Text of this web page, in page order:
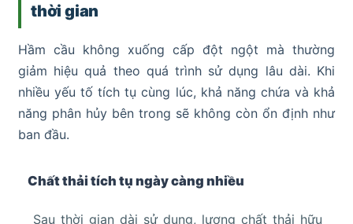
thời gian
Hầm cầu không xuống cấp đột ngột mà thường
giảm hiệu quả theo quá trình sử dụng lâu dài. Khi
nhiều yếu tố tích tụ cùng lúc, khả năng chứa và khả
năng phân hủy bên trong sẽ không còn ổn định như
ban đầu.
Chất thải tích tụ ngày càng nhiều
Sau thời gian dài sử dụng, lượng chất thải hữu